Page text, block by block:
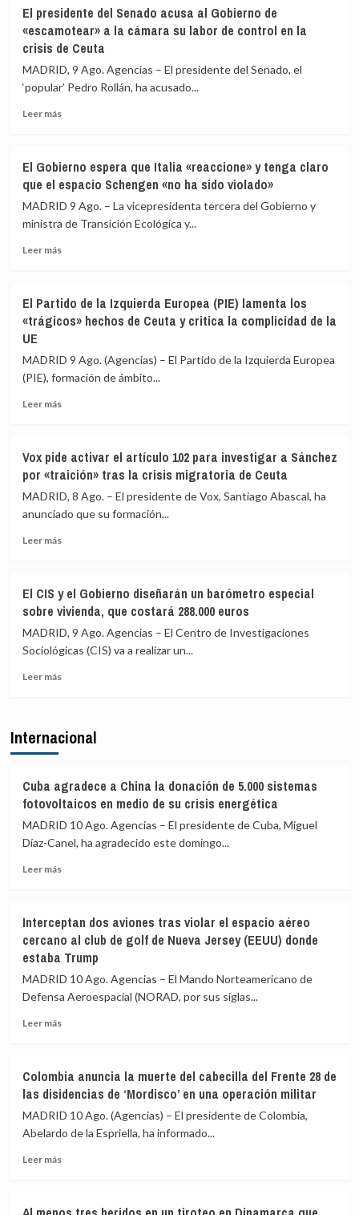
de
15.000
ceutíes
se
concentran
para
pedir
y
Europa
tras
crisis
migratoria
El presidente del Senado acusa al Gobierno de
«escamotear» a la cámara su labor de control en la
crisis de Ceuta
MADRID, 9 Ago. Agencias – El presidente del Senado, el
‘popular’ Pedro Rollán, ha acusado...
Leer másLeer
presidente
del
Senado
acusa
Gobierno
la
cámara
labor
control
en
Ceuta
El Gobierno espera que Italia «reaccione» y tenga claro
que el espacio Schengen «no ha sido violado»
MADRID 9 Ago. – La vicepresidenta tercera del Gobierno y
ministra de Transición Ecológica y...
Leer másLeer
Gobierno
espera
Italia
«reaccione»
y
tenga
espacio
Schengen
«no
sido
violado»
El Partido de la Izquierda Europea (PIE) lamenta los
«trágicos» hechos de Ceuta y critica la complicidad de la
UE
MADRID 9 Ago. (Agencias) – El Partido de la Izquierda Europea
(PIE), formación de ámbito...
Leer másLeer
Partido
de
la
Izquierda
Europea
(PIE)
hechos
de
Ceuta
la
UE
Vox pide activar el artículo 102 para investigar a Sánchez
por «traición» tras la crisis migratoria de Ceuta
MADRID, 8 Ago. – El presidente de Vox, Santiago Abascal, ha
anunciado que su formación...
Leer másLeer
pide
activar
el
artículo
102
para
por
la
crisis
migratoria
de
Ceuta
El CIS y el Gobierno diseñarán un barómetro especial
sobre vivienda, que costará 288.000 euros
MADRID, 9 Ago. Agencias – El Centro de Investigaciones
Sociológicas (CIS) va a realizar un...
Leer másLeer
CIS
Gobierno
diseñarán
un
barómetro
especial
vivienda,
288.000
euros
Internacional
Cuba agradece a China la donación de 5.000 sistemas
fotovoltaicos en medio de su crisis energética
MADRID 10 Ago. Agencias – El presidente de Cuba, Miguel
Díaz-Canel, ha agradecido este domingo...
Leer másLeer
agradece
a
China
la
donación
de
5.000
medio
de
su
energética
Interceptan dos aviones tras violar el espacio aéreo
cercano al club de golf de Nueva Jersey (EEUU) donde
estaba Trump
MADRID 10 Ago. Agencias – El Mando Norteamericano de
Defensa Aeroespacial (NORAD, por sus siglas...
Leer másLeer
dos
aviones
tras
violar
espacio
Colombia anuncia la muerte del cabecilla del Frente 28 de
las disidencias de ‘Mordisco’ en una operación militar
MADRID 10 Ago. (Agencias) – El presidente de Colombia,
Abelardo de la Espriella, ha informado...
Leer másLeer